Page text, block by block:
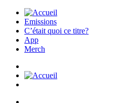
Emissions
C’était quoi ce titre?
App
Merch